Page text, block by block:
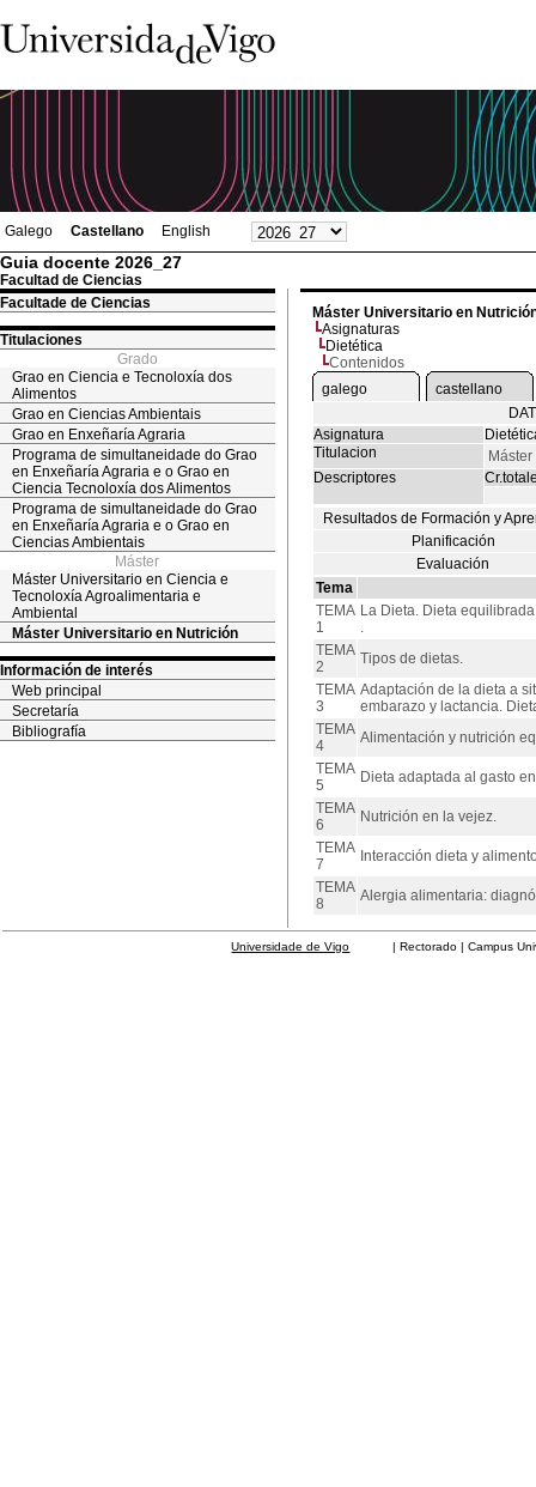
Galego Castellano English
Guia docente 2026_27
Facultad de Ciencias
Facultade de Ciencias
Titulaciones
Grado
Grao en Ciencia e Tecnoloxía dos
Alimentos
Grao en Ciencias Ambientais
Grao en Enxeñaría Agraria
Programa de simultaneidade do Grao
en Enxeñaría Agraria e o Grao en
Ciencia Tecnoloxía dos Alimentos
Programa de simultaneidade do Grao
en Enxeñaría Agraria e o Grao en
Ciencias Ambientais
Máster
Máster Universitario en Ciencia e
Tecnoloxía Agroalimentaria e
Ambiental
Máster Universitario en Nutrición
Información de interés
Web principal
Secretaría
Bibliografía
Máster Universitario en
Asignaturas
Dietética
Contenidos
galego
castellano
Asignatura
Titulacion
Descriptores
Resultados de Formación y
Planificación
Evaluación
Tema
TEMA
1
La Dieta. Dieta
.
TEMA
2
Tipos de dietas.
TEMA
3
Adaptación de la dieta a
embarazo y lactancia.
TEMA
4
Alimentación y nutrición
TEMA
5
Dieta adaptada al gasto
TEMA
6
Nutrición en la vejez.
TEMA
7
Interacción dieta y
TEMA
8
Alergia alimentaria:
Universidade de Vigo | Rectorado | Campus